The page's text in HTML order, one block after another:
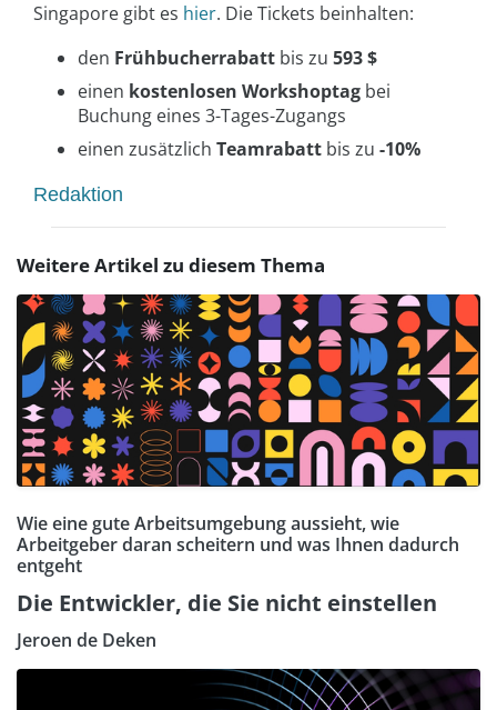
Singapore gibt es hier. Die Tickets beinhalten:
den Frühbucherrabatt bis zu 593 $
einen kostenlosen Workshoptag bei
Buchung eines 3-Tages-Zugangs
einen zusätzlich Teamrabatt bis zu -10%
Redaktion
Weitere Artikel zu diesem Thema
Wie eine gute Arbeitsumgebung aussieht, wie
Arbeitgeber daran scheitern und was Ihnen dadurch
entgeht
Die Entwickler, die Sie nicht einstellen
Jeroen de Deken